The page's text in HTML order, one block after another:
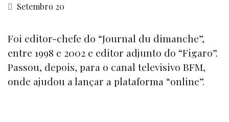
Setembro 20
Foi editor-chefe do “Journal du dimanche”,
entre 1998 e 2002 e editor adjunto do “Figaro”.
Passou, depois, para o canal televisivo BFM,
onde ajudou a lançar a plataforma “online”.